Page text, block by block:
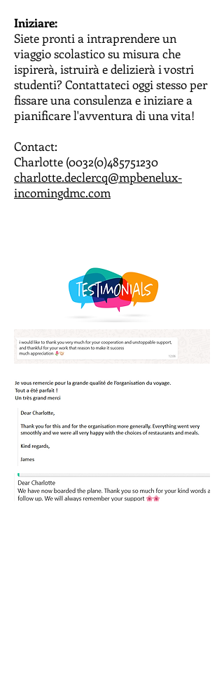
Iniziare:
Siete pronti a intraprendere un
viaggio scolastico su misura che
ispirerà, istruirà e delizierà i vostri
studenti? Contattateci oggi stesso per
fissare una consulenza e iniziare a
pianificare l'avventura di una vita!
Contact:
Charlotte (0032(0)485751230
charlotte.declercq@mpbenelux-
incomingdmc.com